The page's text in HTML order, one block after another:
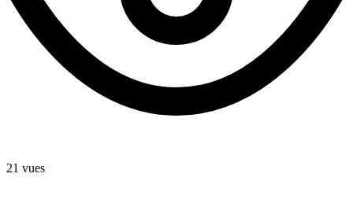
21 vues